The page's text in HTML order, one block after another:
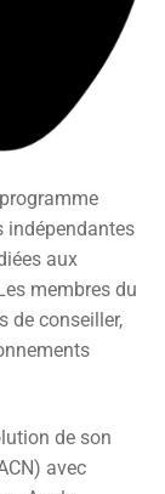
indépendantes
aux
membres du
de conseiller,
de son
avec